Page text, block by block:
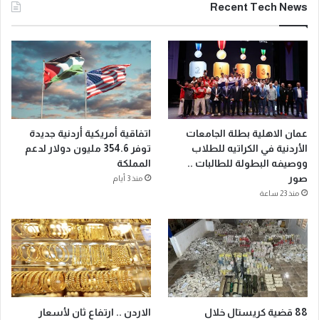
Recent Tech News
عمان الاهلية بطلة الجامعات
الأردنية في الكراتيه للطلاب
ووصيفه البطولة للطالبات ..
صور
منذ 23 ساعة
اتفاقية أمريكية أردنية جديدة
توفر 354.6 مليون دولار لدعم
المملكة
منذ 3 أيام
88 قضية كريستال خلال
الاردن .. ارتفاع ثان لأسعار